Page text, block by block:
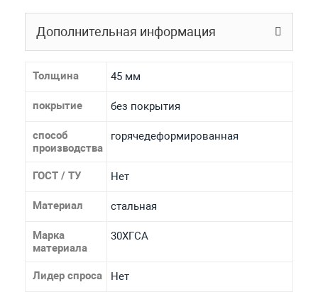
Дополнительная информация
Толщина 45 мм
покрытие без покрытия
способ
производства
горячедеформированная
ГОСТ / ТУ Нет
Материал стальная
Марка
материала
30ХГСА
Лидер спроса Нет